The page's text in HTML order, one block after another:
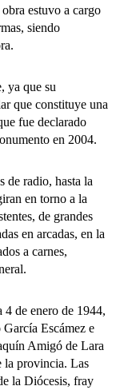
estuvo a cargo
siendo
que su
que constituye una
fue declarado
en 2004.
radio, hasta la
en torno a la
de grandes
en arcadas, en la
a carnes,
de enero de 1944,
Escámez e
Amigó de Lara
la provincia. Las
la Diócesis, fray